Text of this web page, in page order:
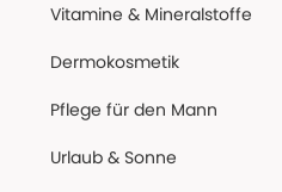
Vitamine & Mineralstoffe
Dermokosmetik
Pflege für den Mann
Urlaub & Sonne